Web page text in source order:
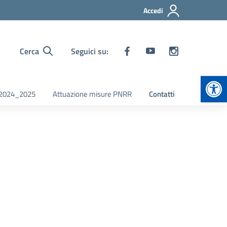
Accedi
Cerca Seguici su:
Attuazione misure PNRR Contatti